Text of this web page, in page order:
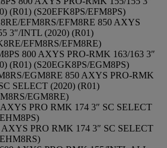
(R01) (S20EFK8PS/EFM8PS)
EFM8RS/EFM8RE 850 AXYS
3″/INTL (2020) (R01)
EFM8RS/EFM8RE)
800 AXYS PRO-RMK 163/163 3″
(R01) (S20EGK8PS/EGM8PS)
EGM8RE 850 AXYS PRO-RMK
SELECT (2020) (R01)
EGM8RE)
PRO RMK 174 3″ SC SELECT
AXYS PRO RMK 174 3″ SC SELECT